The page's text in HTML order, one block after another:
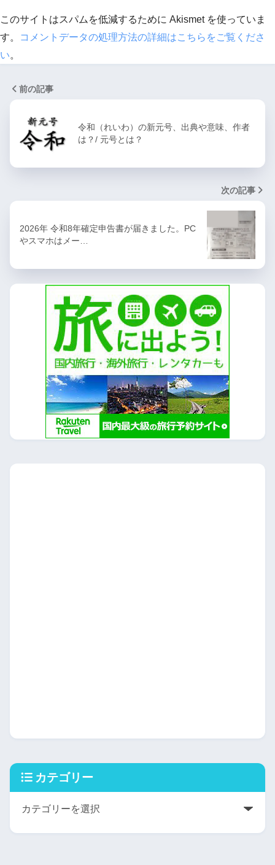
このサイトはスパムを低減するために Akismet を使っていま
す。
コメントデータの処理方法の詳細はこちらをご覧くださ
い。
前の記事
令和（れいわ）の新元号、出典や意味、作者
は？/ 元号とは？
次の記事
2026年 令和8年確定申告書が届きました。PC
やスマホはメー…
カテゴリー